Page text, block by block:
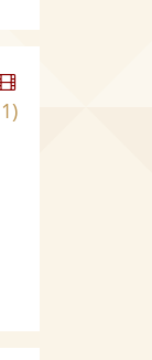
stellt
Dieser
Künstler